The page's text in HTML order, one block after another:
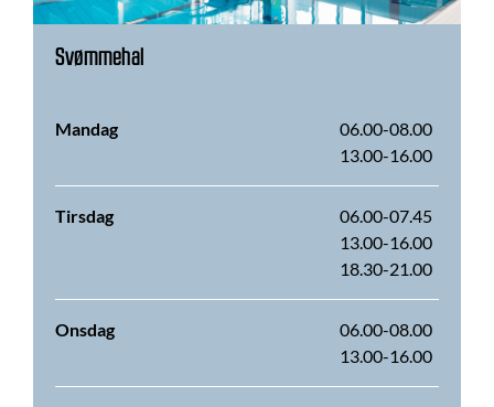
Svømmehal
Mandag
06.00-08.00
13.00-16.00
Tirsdag
06.00-07.45
13.00-16.00
18.30-21.00
Onsdag
06.00-08.00
13.00-16.00